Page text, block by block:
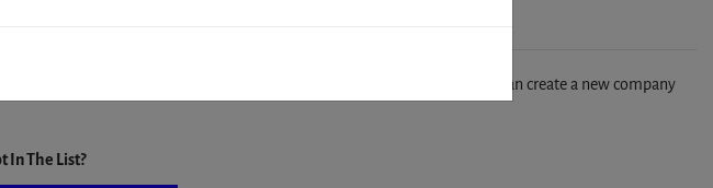
complete the form. If you don't find your company in our database, you can create a new company
In The List?